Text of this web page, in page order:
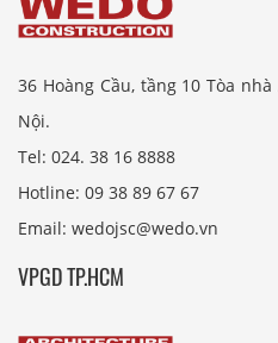
36 Hoàng Cầu, tầng 10 Tòa
Nội.
Tel: 024. 38 16 8888
Hotline: 09 38 89 67 67
Email: wedojsc@wedo.vn
VPGD TP.HCM